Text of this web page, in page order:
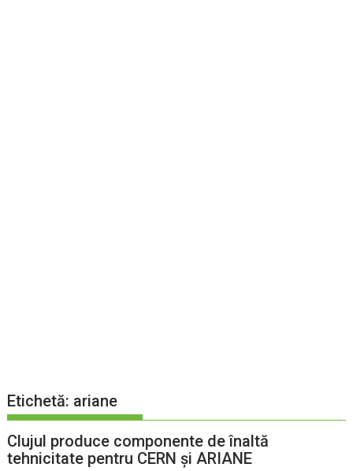
Etichetă: ariane
Clujul produce componente de înaltă
tehnicitate pentru CERN și ARIANE